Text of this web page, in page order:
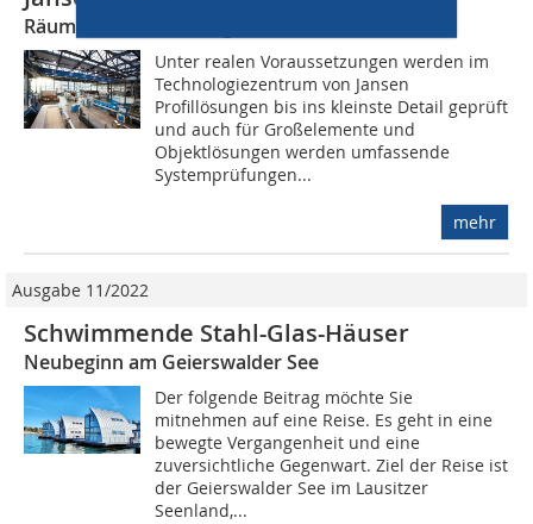
Räume für Entwicklungs- und Prüfverfahren
Unter realen Voraussetzungen werden im
Technologiezentrum von Jansen
Profillösungen bis ins kleinste Detail geprüft
und auch für Großelemente und
Objektlösungen werden umfassende
Systemprüfungen...
mehr
Ausgabe 11/2022
Schwimmende Stahl-Glas-Häuser
Neubeginn am Geierswalder See
Der folgende Beitrag möchte Sie
mitnehmen auf eine Reise. Es geht in eine
bewegte Vergangenheit und eine
zuversichtliche Gegenwart. Ziel der Reise ist
der Geierswalder See im Lausitzer
Seenland,...